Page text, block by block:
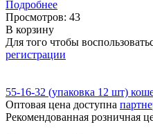
Подробнее
Просмотров: 43
В корзину
Для того чтобы
регистрации
55-16-32 (упаковка 12 шт)
Оптовая цена доступна
Рекомендованная розничная